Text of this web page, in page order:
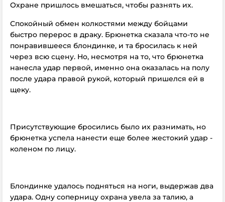
Охране пришлось вмешаться, чтобы разнять их.
Спокойный обмен колкостями между бойцами
быстро перерос в драку. Брюнетка сказала что-то не
понравившееся блондинке, и та бросилась к ней
через всю сцену. Но, несмотря на то, что брюнетка
нанесла удар первой, именно она оказалась на полу
после удара правой рукой, который пришелся ей в
щеку.
Присутствующие бросились было их разнимать, но
брюнетка успела нанести еще более жестокий удар -
коленом по лицу.
Блондинке удалось подняться на ноги, выдержав два
удара. Одну соперницу охрана увела за талию, а